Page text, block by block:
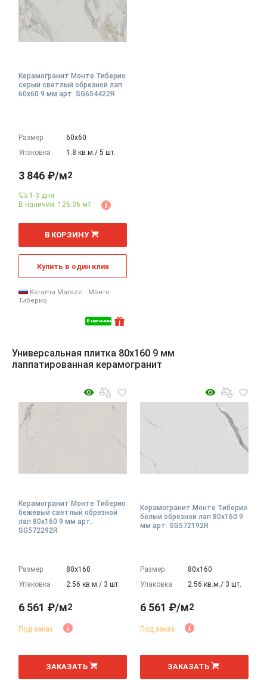
Керамогранит Монте Тиберио
серый светлый обрезной лап
60x60 9 мм арт. SG654422R
Размер
60х60
Упаковка
1.8 кв.м./ 5 шт.
В наличии
3 846 ₽/м2
1-3 дня
В наличии: 126.36 м2
м
В КОРЗИНУ
Купить в один клик
Kerama Marazzi - Монте
Тиберио
Универсальная плитка 80x160 9 мм
лаппатированная керамогранит
Керамогранит Монте Тиберио
бежевый светлый обрезной
лап 80x160 9 мм арт.
SG572292R
Размер
80х160
Упаковка
2.56 кв.м./ 3 шт.
6 561 ₽/м2
Под заказ
м
ЗАКАЗАТЬ
Керамогранит Монте Тиберио
белый обрезной лап 80x160 9
мм арт. SG572192R
Размер
80х160
Упаковка
2.56 кв.м./ 3 шт.
6 561 ₽/м2
Под заказ
м
ЗАКАЗАТЬ